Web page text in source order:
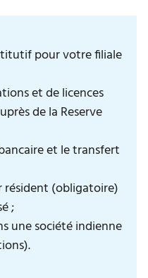
pour votre filiale
et de licences
de la Reserve
et le transfert
résident (obligatoire)
;
une société indienne